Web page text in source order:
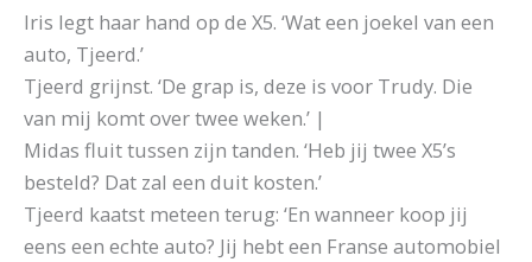
Iris legt haar hand op de X5. ‘Wat een joekel van een
auto, Tjeerd.’
Tjeerd grijnst. ‘De grap is, deze is voor Trudy. Die
van mij komt over twee weken.’ |
Midas fluit tussen zijn tanden. ‘Heb jij twee X5’s
besteld? Dat zal een duit kosten.’
Tjeerd kaatst meteen terug: ‘En wanneer koop jij
eens een echte auto? Jij hebt een Franse automobiel